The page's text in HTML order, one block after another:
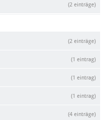
(2 einträge)
(2 einträge)
(1 eintrag)
(1 eintrag)
(1 eintrag)
(4 einträge)